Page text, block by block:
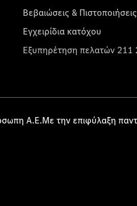
Βεβαιώσεις & Πιστοποιήσεις
Εγχειρίδια κατόχου
Εξυπηρέτηση πελατών 211
Α.Ε.Με την επιφύλαξη